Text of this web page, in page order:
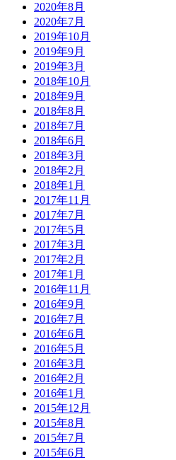
2020年8月
2020年7月
2019年10月
2019年9月
2019年3月
2018年10月
2018年9月
2018年8月
2018年7月
2018年6月
2018年3月
2018年2月
2018年1月
2017年11月
2017年7月
2017年5月
2017年3月
2017年2月
2017年1月
2016年11月
2016年9月
2016年7月
2016年6月
2016年5月
2016年3月
2016年2月
2016年1月
2015年12月
2015年8月
2015年7月
2015年6月